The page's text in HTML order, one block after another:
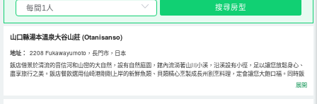
搜尋房型
山口縣湯本溫泉大谷山莊(Otanisanso)
地址：
2208 Fukawayumoto，長門市，日本
飯店借景於清流的音信河和山巒的大自然，設有自然庭園，館內流淌著山川小溪，沿溪設有小徑，足以讓您放鬆身心、
盡享旅行之美。飯店餐飲選用仙崎港剛剛上岸的新鮮魚類、貝類精心烹製成長州割烹料理，定會讓您大飽口福。同時飯
展開